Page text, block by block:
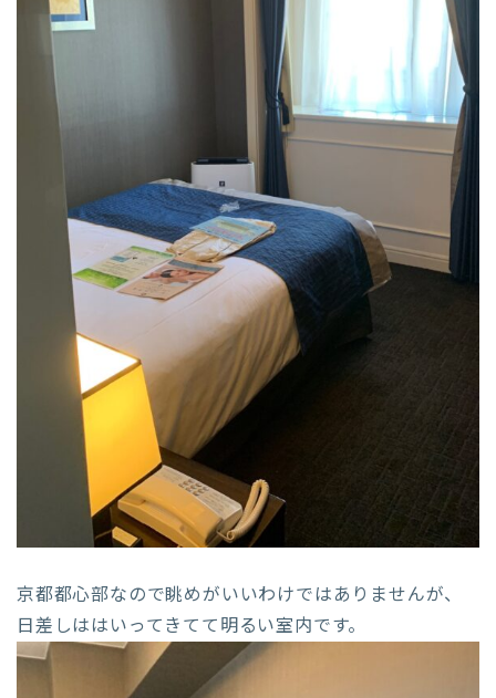
京都都心部なので眺めがいいわけではありませんが、
日差しははいってきてて明るい室内です。